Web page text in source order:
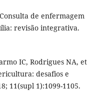
de enfermagem
revisão integrativa.
IC, Rodrigues NA, et
desafios e
11(supl 1):1099-1105.